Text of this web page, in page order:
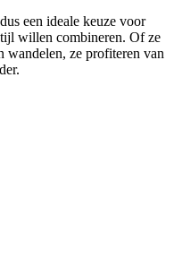
een ideale keuze voor
willen combineren. Of ze
wandelen, ze profiteren van